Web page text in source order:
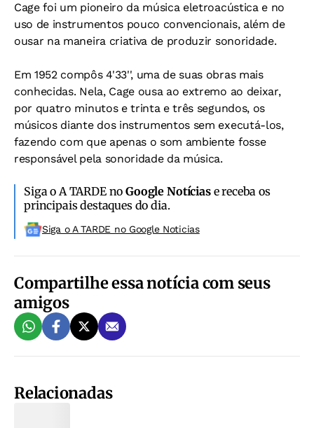
Cage foi um pioneiro da música eletroacústica e no
uso de instrumentos pouco convencionais, além de
ousar na maneira criativa de produzir sonoridade.
Em 1952 compôs 4'33'', uma de suas obras mais
conhecidas. Nela, Cage ousa ao extremo ao deixar,
por quatro minutos e trinta e três segundos, os
músicos diante dos instrumentos sem executá-los,
fazendo com que apenas o som ambiente fosse
responsável pela sonoridade da música.
Siga o A TARDE noGoogle Notíciase receba os
principais destaques do dia.
Siga o A TARDE no Google Noticias
Compartilhe essa notícia com seus
amigos
Relacionadas